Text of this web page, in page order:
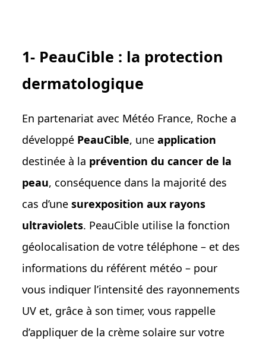
1- PeauCible : la protection
dermatologique
En partenariat avec Météo France, Roche a
développé PeauCible, uneapplication
destinée à la prévention du cancer de la
peau, conséquence dans la majorité des
cas d’unesurexposition aux rayons
ultraviolets. PeauCible utilise la fonction
géolocalisation de votre téléphone – et des
informations du référent météo – pour
vous indiquer l’intensité des rayonnements
UV et, grâce à son timer, vous rappelle
d’appliquer de la crème solaire sur votre